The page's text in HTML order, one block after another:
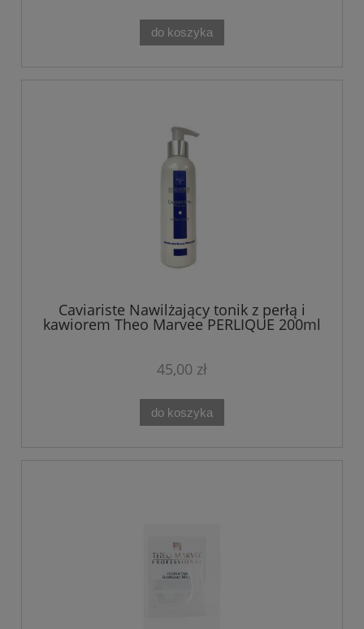
do koszyka
Caviariste Nawilżający tonik z perłą i
kawiorem Theo Marvee PERLIQUE 200ml
45,00 zł
do koszyka